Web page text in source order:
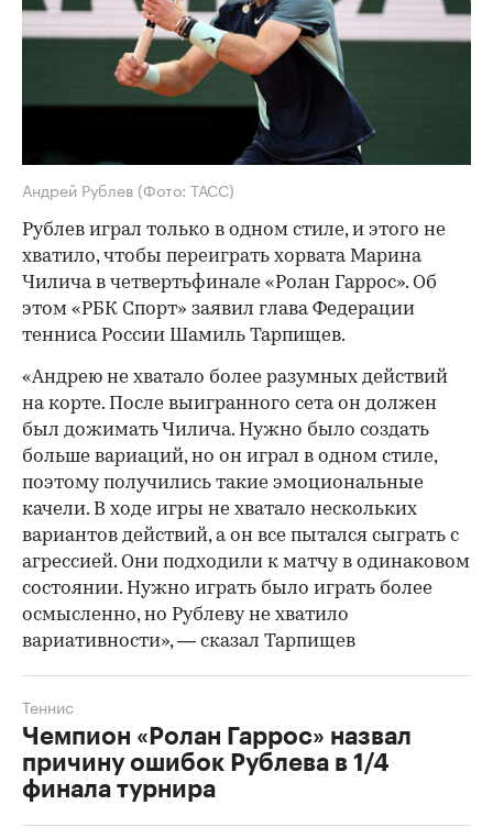
Андрей Рублев (Фото: ТАСС)
Рублев играл только в одном стиле, и этого не
хватило, чтобы переиграть хорвата Марина
Чилича в четвертьфинале «Ролан Гаррос». Об
этом «РБК Спорт» заявил глава Федерации
тенниса России Шамиль Тарпищев.
«Андрею не хватало более разумных действий
на корте. После выигранного сета он должен
был дожимать Чилича. Нужно было создать
больше вариаций, но он играл в одном стиле,
поэтому получились такие эмоциональные
качели. В ходе игры не хватало нескольких
вариантов действий, а он все пытался сыграть с
агрессией. Они подходили к матчу в одинаковом
состоянии. Нужно играть было играть более
осмысленно, но Рублеву не хватило
вариативности», — сказал Тарпищев
Чемпион «Ролан Гаррос» назвал
причину ошибок Рублева в 1/4
финала турнира
Теннис